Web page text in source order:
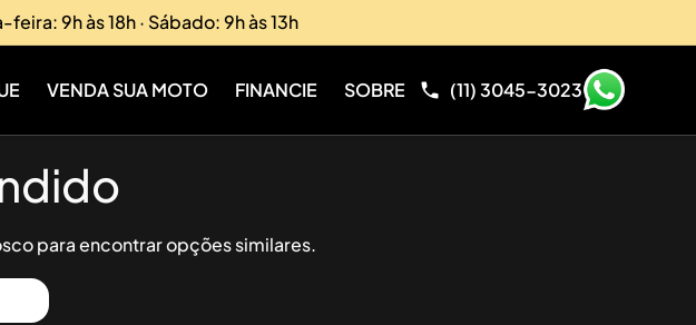
9h às 18h · Sábado: 9h às 13h
VENDA SUA MOTO FINANCIE SOBRE (11) 3045-3023
para encontrar opções similares.